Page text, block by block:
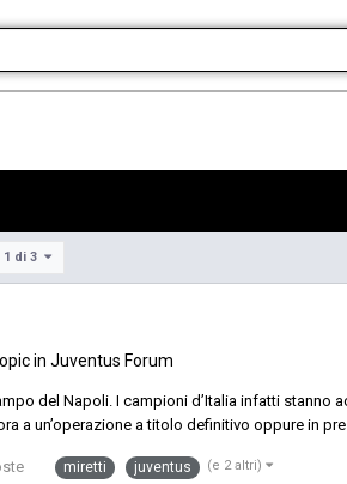
1 di 3
in Juventus Forum
del Napoli. I campioni d’Italia infatti
a un’operazione a titolo definitivo oppure in
miretti juventus (e 2 altri)